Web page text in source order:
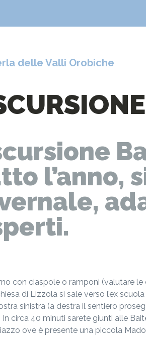
delle Valli Orobiche
l’anno,
con ciaspole o ramponi (valutare le
di Lizzola si sale verso l’ex
sinistra (a destra il sentiero
In circa 40 minuti sarete giunti alle
ove è presente una piccola